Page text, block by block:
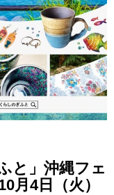
と」沖縄フェ
月4日（火）